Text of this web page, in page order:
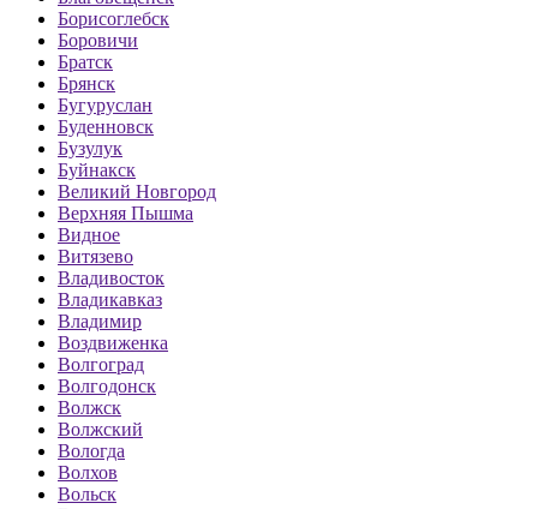
Борисоглебск
Боровичи
Братск
Брянск
Бугуруслан
Буденновск
Бузулук
Буйнакск
Великий Новгород
Верхняя Пышма
Видное
Витязево
Владивосток
Владикавказ
Владимир
Воздвиженка
Волгоград
Волгодонск
Волжск
Волжский
Вологда
Волхов
Вольск